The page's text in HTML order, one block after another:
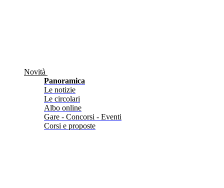
Novità
Panoramica
Le notizie
Le circolari
Albo online
Gare - Concorsi - Eventi
Corsi e proposte